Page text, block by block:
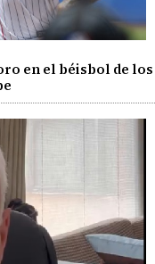
en el béisbol de los